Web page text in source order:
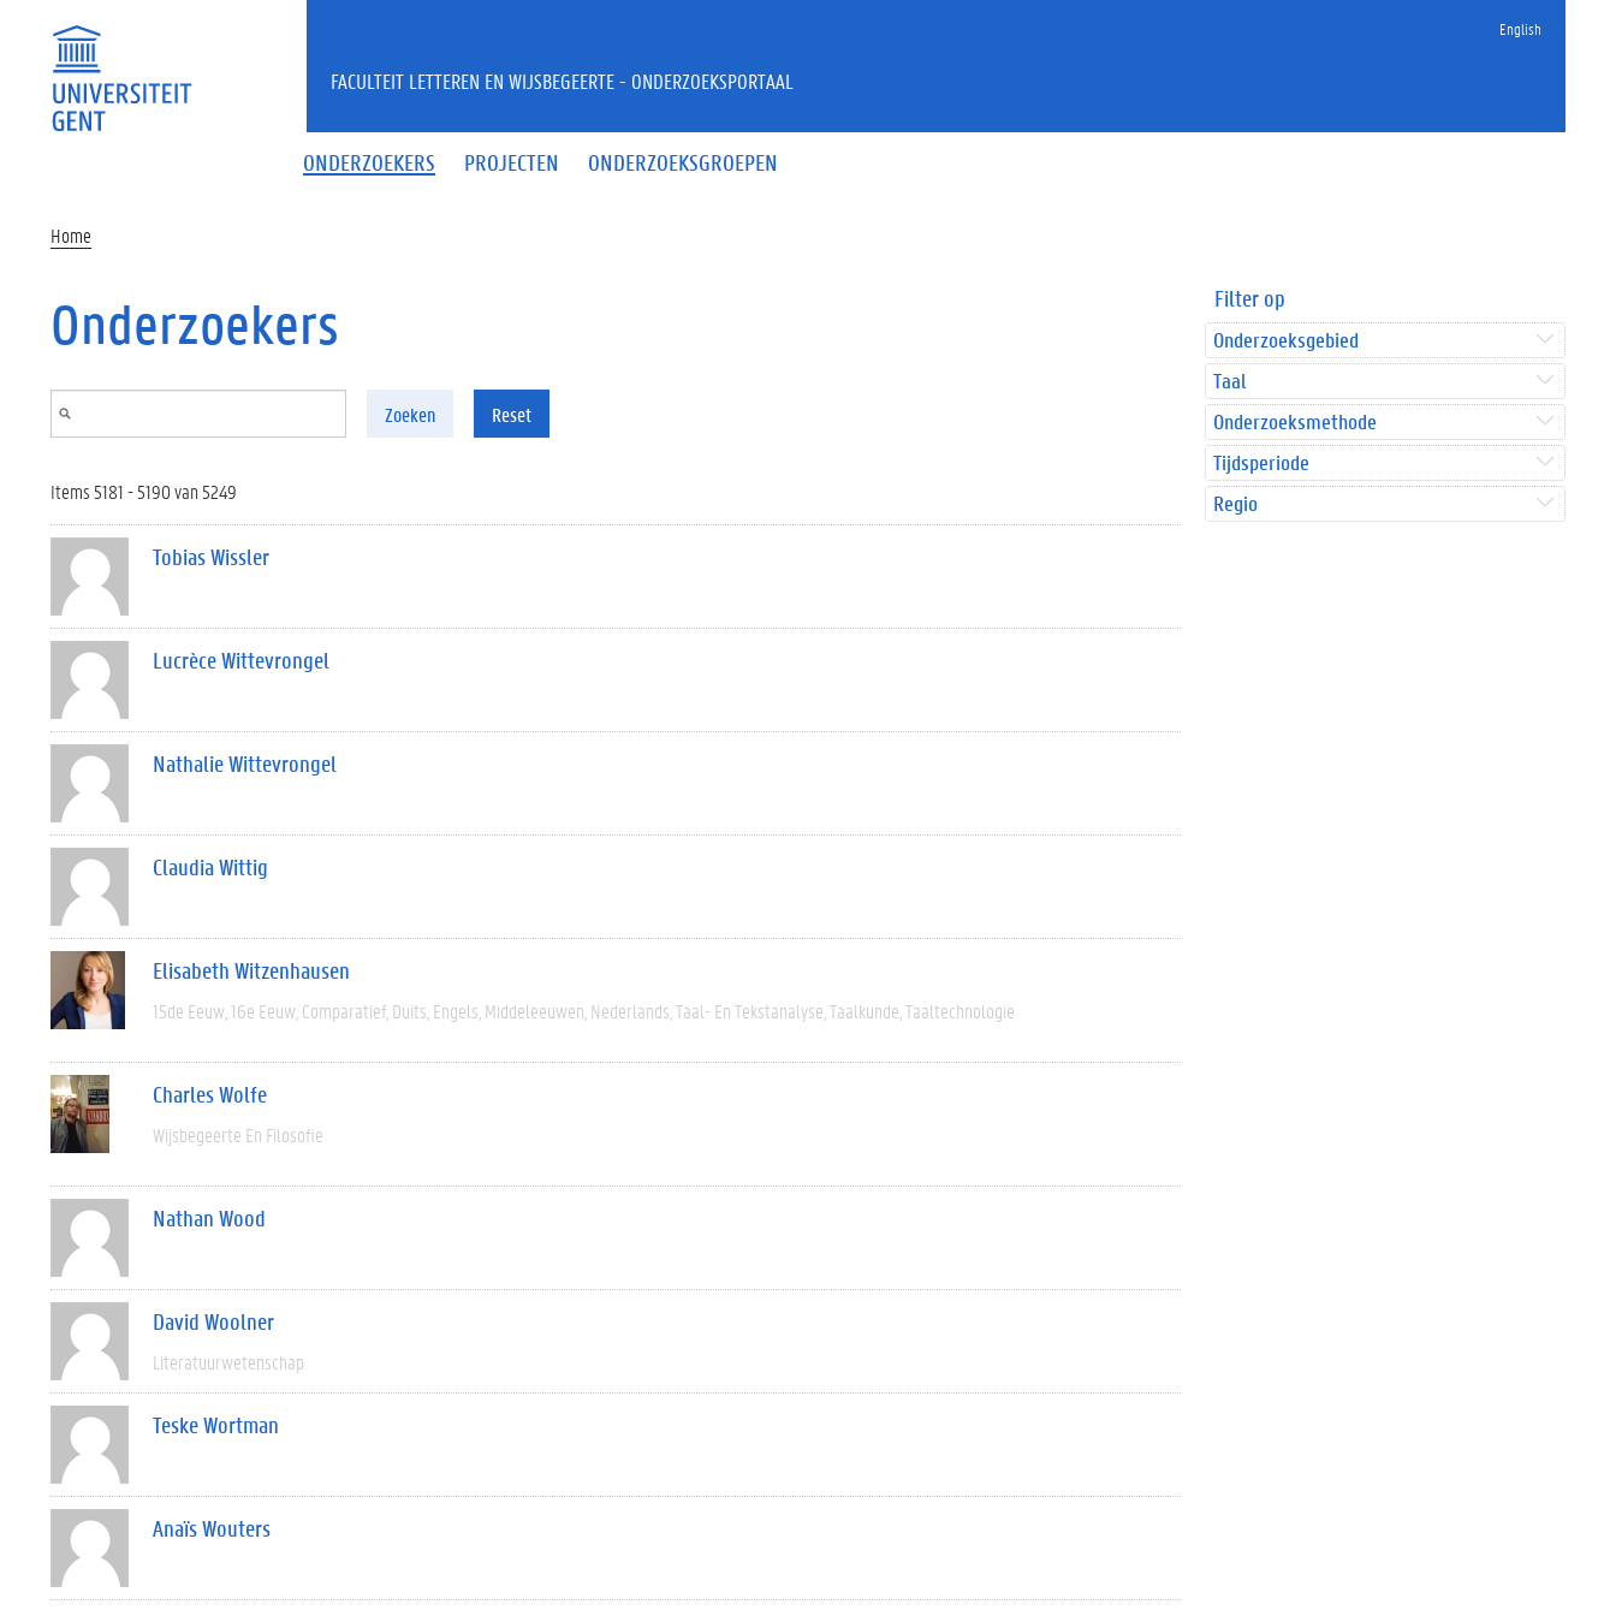
English
ONDERZOEKERS PROJECTEN ONDERZOEKSGROEPEN
FACULTEIT LETTEREN EN WIJSBEGEERTE - ONDERZOEKSPORTAAL
Home
Onderzoekers
Zoeken Reset
Items 5181 - 5190 van 5249
Tobias Wissler
Lucrèce Wittevrongel
Nathalie Wittevrongel
Claudia Wittig
Elisabeth Witzenhausen
15de Eeuw 16e Eeuw Comparatief Duits Engels Middeleeuwen Nederlands Taal- En Tekstanalyse Taalkunde Taaltechnologie
Charles Wolfe
Wijsbegeerte En Filosofie
Nathan Wood
David Woolner
Literatuurwetenschap
Teske Wortman
Anaïs Wouters
Filter op
Onderzoeksgebied
Taal
Onderzoeksmethode
Tijdsperiode
Regio